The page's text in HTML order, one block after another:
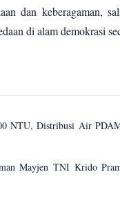
dan keberagaman,
di alam demokrasi
NTU, Distribusi Air
Mayjen TNI Krido